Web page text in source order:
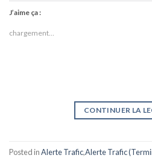
J’aime ça :
chargement…
CONTINUER LA
Posted inAlerte Trafic,Alerte Trafic